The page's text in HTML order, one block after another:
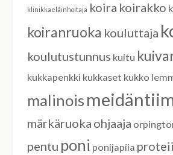
klinikkaeläinhoitaja koira koirakko
koiranruoka kouluttaja
koulutustunnus kuitu
kukkapenkki kukkaset kukko
malinois
märkäruoka ohjaaja
pentu poni ponijapiia